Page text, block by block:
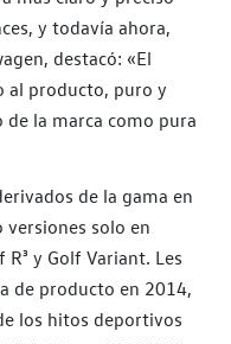
y todavía ahora,
destacó: «El
al producto, puro y
de la marca como pura
de la gama en
versiones solo en
R³ y Golf Variant. Les
de producto en 2014,
los hitos deportivos